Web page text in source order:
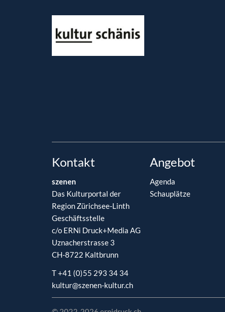
Kontakt
szenen
Das Kulturportal der
Region Zürichsee-Linth
Geschäftsstelle
c/o ERNi Druck+Media AG
Uznacherstrasse 3
CH-8722 Kaltbrunn
T +41 (0)55 293 34 34
kultur@szenen-kultur.ch
Angebot
Agenda
Schauplätze